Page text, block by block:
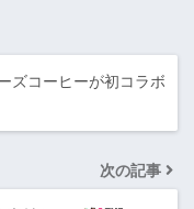
ズコーヒーが初コラボ
次の記事